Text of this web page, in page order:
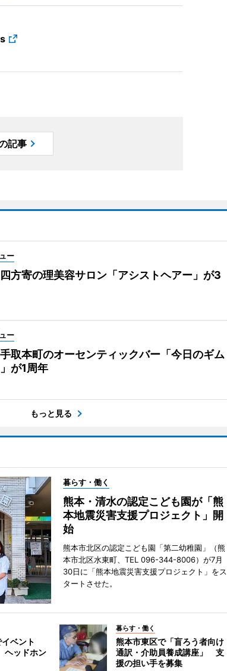
記事
ー
方寄の理美容サロン「アシストヘアー」が3
ー
取本町のオーセンティックバー「今日のギム
が1周年
もっと見る
暮らす・働く
熊本・清水の認定こども園が「熊
本地震災害支援プロジェクト」開
始
熊本市北区の認定こども園「第二幼稚園」（熊
本市北区水東町、TEL 096-344-8006）が7月
30日に「熊本地震災害支援プロジェクト」をス
タートさせた。
ベント
ヘッドホン
暮らす・働く
熊本市東区で「盲ろう者向け
通訳・介助員養成講座」 支
援の担い手を募集